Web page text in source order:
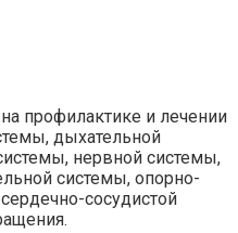
профилактике и лечении
дыхательной
нервной системы,
системы, опорно-
сосудистой